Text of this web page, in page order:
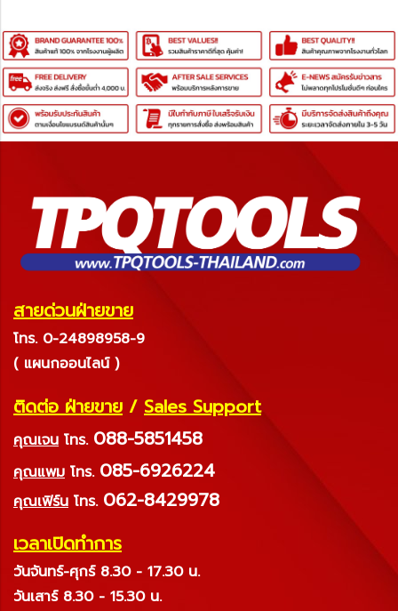
NOT INCLUDED ไม่รวมเครื่อง
มือช่างตัวอย่างในภาพ
สายด่วนฝ่ายขาย
โทร. 0-24898958-9
( แผนกออนไลน์ )
ติดต่อ ฝ่ายขาย / Sales Support
คุณเจน โทร. 088-5851458
คุณแพม โทร. 085-6926224
คุณเฟิร์น โทร. 062-8429978
เวลาเปิดทำการ
วันจันทร์-ศุกร์ 8.30 - 17.30 น.
วันเสาร์ 8.30 - 15.30 น.